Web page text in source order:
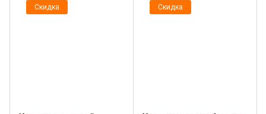
Скидка Скидка